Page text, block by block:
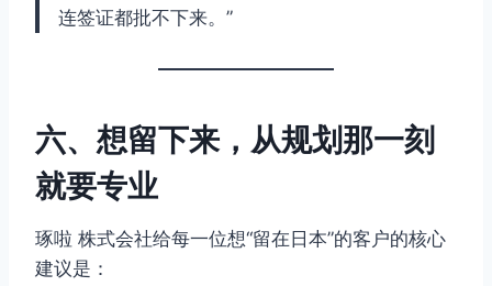
连签证都批不下来。”
六、想留下来，从规划那一刻
就要专业
琢啦 株式会社给每一位想“留在日本”的客户的核心
建议是：